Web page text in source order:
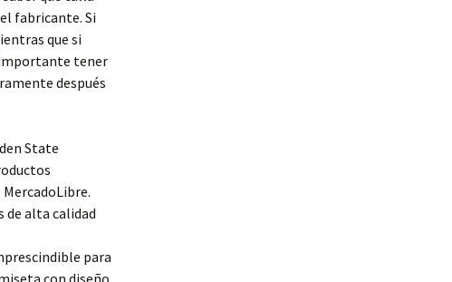
fabricante. Si
que si
importante tener
después
State
de alta calidad
para
con diseño